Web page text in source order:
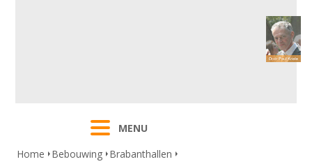
MENU
Home
Bebouwing Brabanthallen